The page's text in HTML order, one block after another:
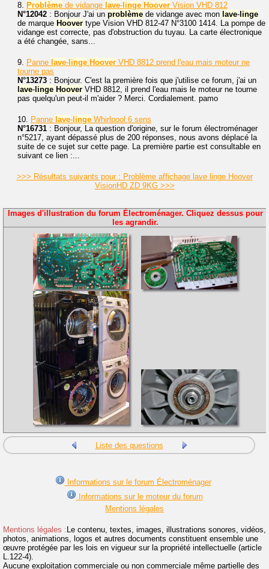
8. Problème de vidange lave- linge Hoover Vision VHD 812
N°12042 : Bonjour J'ai un problème de vidange avec mon lave- linge
de marque Hoover type Vision VHD 812-47 N°3100 1414. La pompe de
vidange est correcte, pas d'obstruction du tuyau. La carte électronique
a été changée, sans...
9. Panne lave- linge Hoover VHD 8812 prend l'eau mais moteur ne
tourne pas
N°13273 : Bonjour. C'est la première fois que j'utilise ce forum, j'ai un
lave- linge Hoover VHD 8812, il prend l'eau mais le moteur ne tourne
pas quelqu'un peut-il m'aider ? Merci. Cordialement. pamo
10. Panne lave- linge Whirlpool 6 sens
N°16731 : Bonjour, La question d'origine, sur le forum électroménager
n°5217, ayant dépassé plus de 200 réponses, nous avons déplacé la
suite de ce sujet sur cette page. La première partie est consultable en
suivant ce lien :...
>>> Résultats suivants pour : Problème affichage lave linge Hoover
VisionHD ZD 9KG >>>
Images d'illustration du forum Électroménager. Cliquez dessus pour
les agrandir.
Liste des questions
Informations sur le forum Électroménager
Informations sur le moteur du forum
Mentions légales
Mentions légales : Le contenu, textes, images, illustrations sonores, vidéos,
photos, animations, logos et autres documents constituent ensemble une
œuvre protégée par les lois en vigueur sur la propriété intellectuelle (article
L.122-4).
Aucune exploitation commerciale ou non commerciale même partielle des